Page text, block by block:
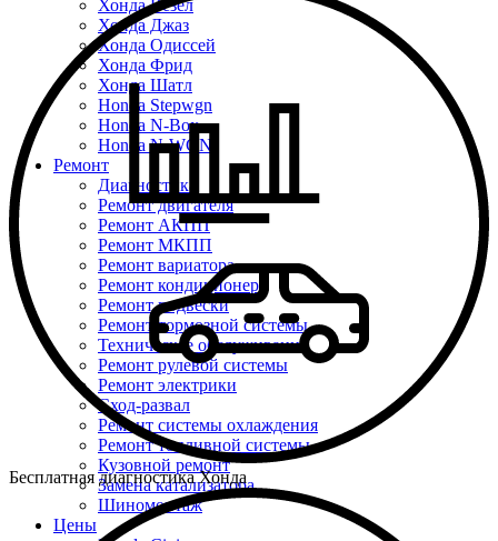
Хонда Везел
Хонда Джаз
Хонда Одиссей
Хонда Фрид
Хонда Шатл
Honda Stepwgn
Honda N-Box
Honda N-WGN
Ремонт
Диагностика
Ремонт двигателя
Ремонт АКПП
Ремонт МКПП
Ремонт вариатора
Ремонт кондиционера
Ремонт подвески
Ремонт тормозной системы
Техническое обслуживание
Ремонт рулевой системы
Ремонт электрики
Сход-развал
Ремонт системы охлаждения
Ремонт топливной системы
Кузовной ремонт
Замена катализатора
Шиномонтаж
Цены
Бесплатная диагностика Хонда